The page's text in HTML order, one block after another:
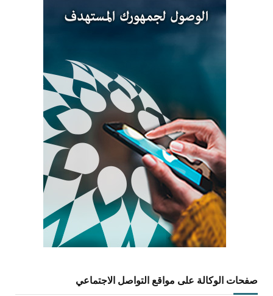
صفحات الوكالة على مواقع التواصل الاجتماعي